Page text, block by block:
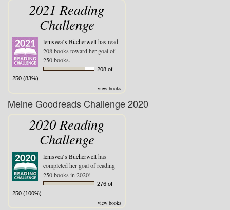
2021 Reading
Challenge
lenisvea`s Bücherwelthas read
208 books toward her goal of
250 books.
208 of
250 (83%)
view books
Meine Goodreads Challenge 2020
2020 Reading
Challenge
lenisvea`s Bücherwelthas
completed her goal of reading
250 books in 2020!
276 of
250 (100%)
view books